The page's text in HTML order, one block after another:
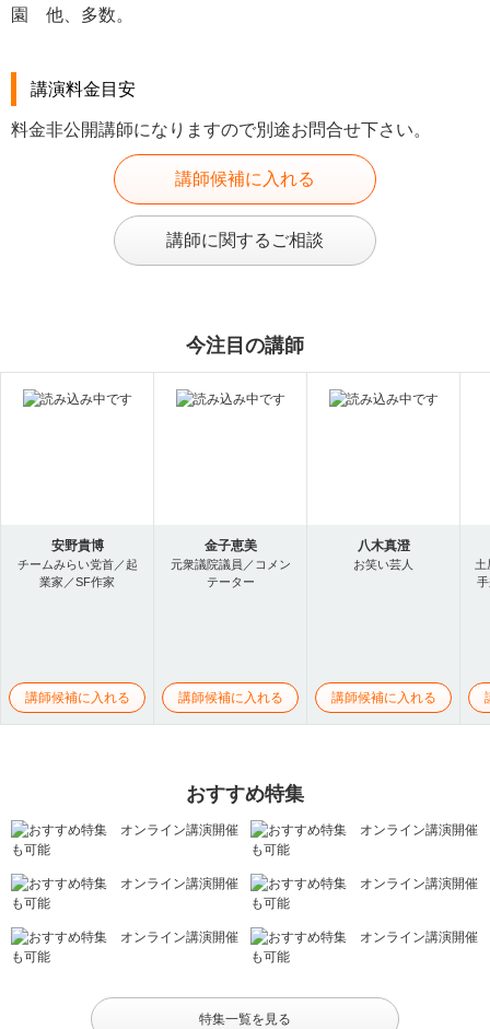
園 他、多数。
講演料金目安
料金非公開講師になりますので別途お問合せ下さい。
講師候補に入れる
講師に関するご相談
今注目の講師
安野貴博
チームみらい党首／起
業家／SF作家
講師候補に入れる
金子恵美
元衆議院議員／コメン
テーター
講師候補に入れる
八木真澄
お笑い芸人
講師候補に入れる
土
おすすめ特集
特集一覧を見る